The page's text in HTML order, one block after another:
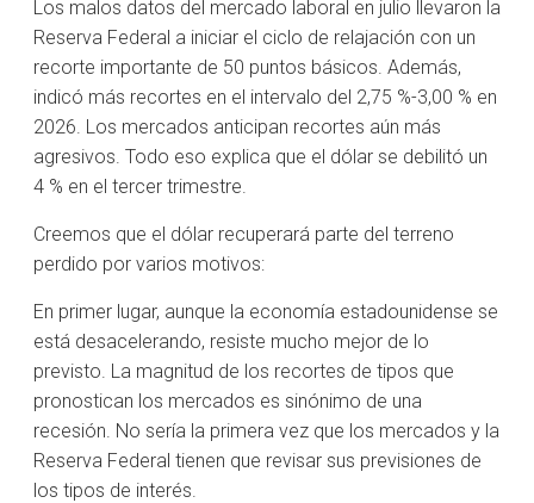
Los malos datos del mercado laboral en julio llevaron la
Reserva Federal a iniciar el ciclo de relajación con un
recorte importante de 50 puntos básicos. Además,
indicó más recortes en el intervalo del 2,75 %-3,00 % en
2026. Los mercados anticipan recortes aún más
agresivos. Todo eso explica que el dólar se debilitó un
4 % en el tercer trimestre.
Creemos que el dólar recuperará parte del terreno
perdido por varios motivos:
En primer lugar, aunque la economía estadounidense se
está desacelerando, resiste mucho mejor de lo
previsto. La magnitud de los recortes de tipos que
pronostican los mercados es sinónimo de una
recesión. No sería la primera vez que los mercados y la
Reserva Federal tienen que revisar sus previsiones de
los tipos de interés.